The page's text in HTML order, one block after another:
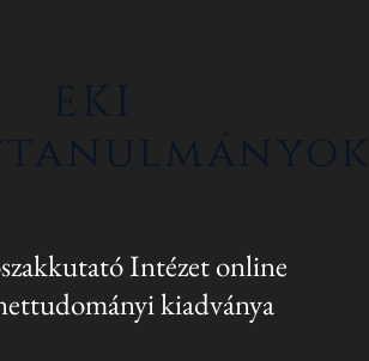
EKI
Intézet online
kiadványa